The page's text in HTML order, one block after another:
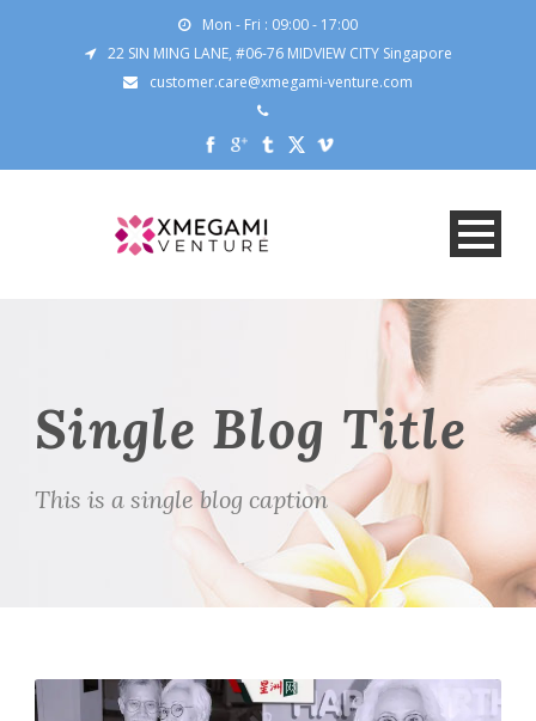
Mon - Fri : 09:00 - 17:00
22 SIN MING LANE, #06-76 MIDVIEW CITY Singapore
customer.care@xmegami-venture.com
Single Blog Title
This is a single blog caption